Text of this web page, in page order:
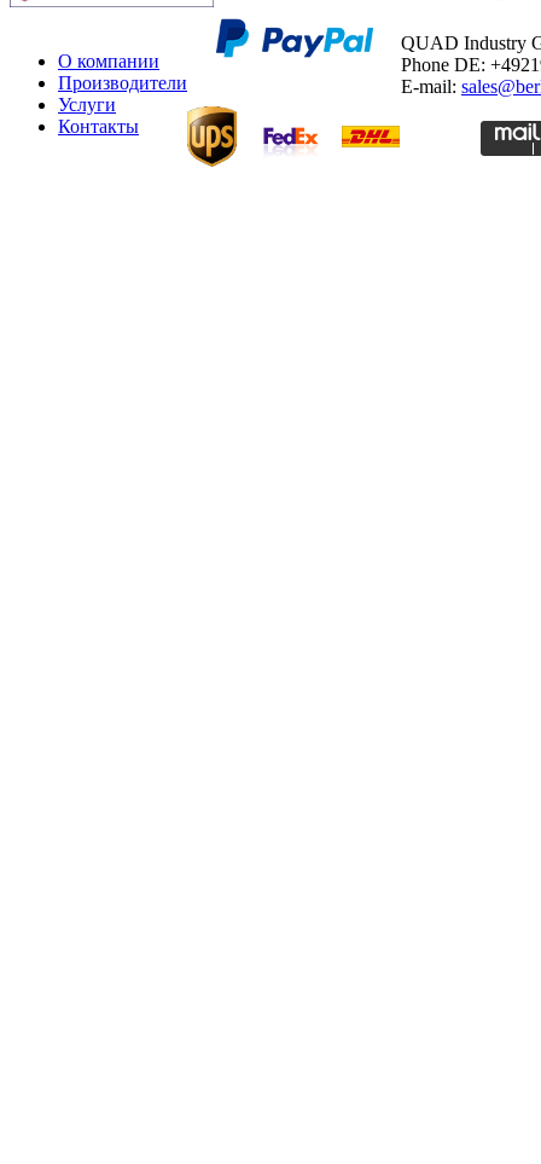
О компании
Производители
Услуги
Контакты
QUAD Industry
Phone DE:
E-mail: